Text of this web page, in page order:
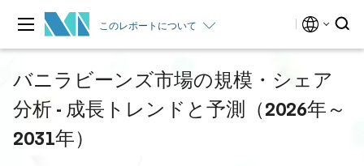
このレポートについて
バニラビーンズ市場の規模・シェア
分析 - 成長トレンドと予測（2026年～
2031年）